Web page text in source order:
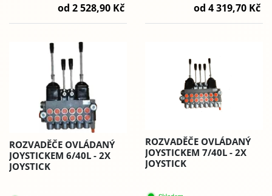
od 2 528,90 Kč od 4 319,70 Kč
ROZVADĚČE OVLÁDANÝ
JOYSTICKEM 6/40L - 2X
JOYSTICK
ROZVADĚČE OVLÁDANÝ
JOYSTICKEM 7/40L - 2X
JOYSTICK